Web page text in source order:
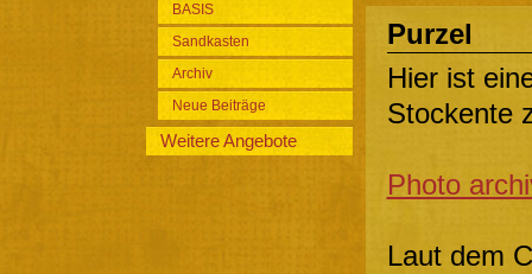
BASIS
Sandkasten
Archiv
Neue Beiträge
Weitere Angebote
Purzel
Hier ist
Stockente
Photo
Laut dem